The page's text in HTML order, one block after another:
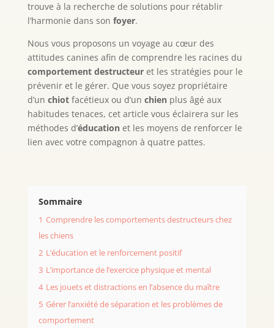
trouve à la recherche de solutions pour rétablir
l’harmonie dans son foyer.
Nous vous proposons un voyage au cœur des
attitudes canines afin de comprendre les racines du
comportement destructeuret les stratégies pour le
prévenir et le gérer. Que vous soyez propriétaire
d’un chiotfacétieux ou d’un chien plus âgé aux
habitudes tenaces, cet article vous éclairera sur les
méthodes d’éducation et les moyens de renforcer le
lien avec votre compagnon à quatre pattes.
Sommaire
1 Comprendre les comportements destructeurs chez
les chiens
2 L’éducation et le renforcement positif
3 L’importance de l’exercice physique et mental
4 Les jouets et distractions en l’absence du maître
5 Gérer l’anxiété de séparation et les problèmes de
comportement